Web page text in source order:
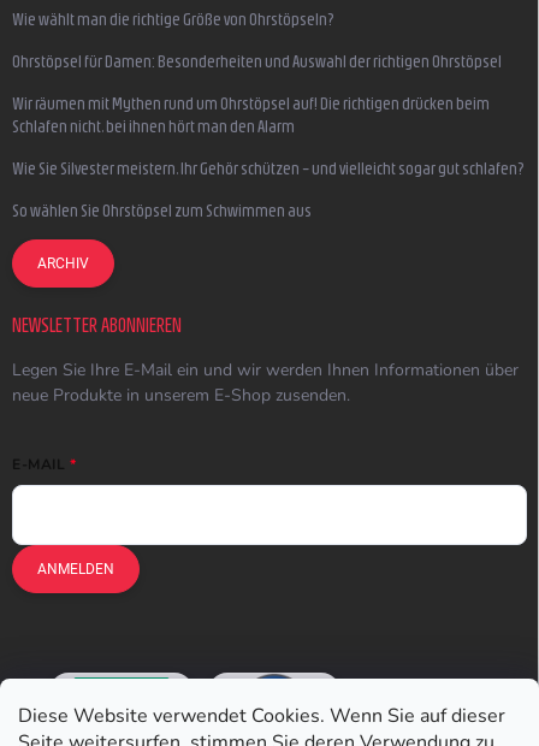
Diese Website verwendet Cookies. Wenn Sie auf dieser
Wie wählt man die richtige Größe von Ohrstöpseln?
Ohrstöpsel für Damen: Besonderheiten und Auswahl der richtigen Ohrstöpsel
Wir räumen mit Mythen rund um Ohrstöpsel auf! Die richtigen drücken beim
Schlafen nicht, bei ihnen hört man den Alarm
Wie Sie Silvester meistern, Ihr Gehör schützen – und vielleicht sogar gut schlafen?
So wählen Sie Ohrstöpsel zum Schwimmen aus
ARCHIV
NEWSLETTER ABONNIEREN
Legen Sie Ihre E-Mail ein und wir werden Ihnen Informationen über
neue Produkte in unserem E-Shop zusenden.
E-MAIL
ANMELDEN